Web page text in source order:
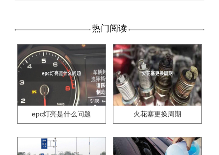
热门阅读
epc灯亮是什么问题 火花塞更换周期